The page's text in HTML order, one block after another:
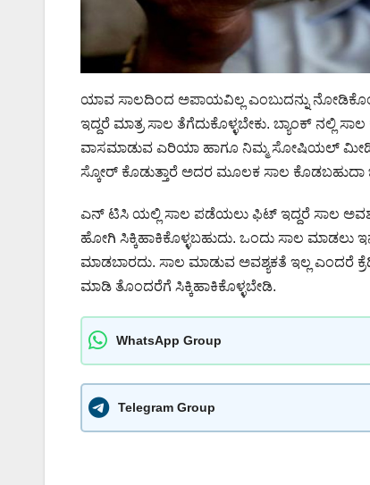
ಯಾವ ಸಾಲದಿಂದ ಅಪಾಯವಿಲ್ಲ ಎಂಬುದನ್ನು
ಇದ್ದರೆ ಮಾತ್ರ ಸಾಲ ತೆಗೆದುಕೊಳ್ಳಬೇಕು. ಬ್ಯಾಂಕ್ ನಲ್ಲಿ
ವಾಸಮಾಡುವ ಎರಿಯಾ ಹಾಗೂ ನಿಮ್ಮ ಸೋಷಿಯಲ್
ಸ್ಕೋರ್ ಕೊಡುತ್ತಾರೆ ಅದರ ಮೂಲಕ ಸಾಲ ಕೊಡಬಹುದಾ
ಎನ್ ಟಿಸಿ ಯಲ್ಲಿ ಸಾಲ ಪಡೆಯಲು ಫಿಟ್ ಇದ್ದರೆ ಸಾಲ
ಹೋಗಿ ಸಿಕ್ಕಿಹಾಕಿಕೊಳ್ಳಬಹುದು. ಒಂದು ಸಾಲ ಮಾಡಲು
ಮಾಡಬಾರದು. ಸಾಲ ಮಾಡುವ ಅವಶ್ಯಕತೆ ಇಲ್ಲ ಎಂದರೆ
ಮಾಡಿ ತೊಂದರೆಗೆ ಸಿಕ್ಕಿಹಾಕಿಕೊಳ್ಳಬೇಡಿ.
WhatsApp Group
Telegram Group